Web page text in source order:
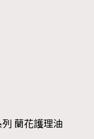
蘭花護理油